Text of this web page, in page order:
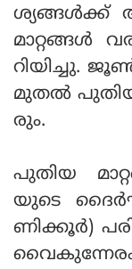
ശ്യങ്ങള്‍ക്ക്
മാറ്റങ്ങള്‍
റിയിച്ചു.
മുതല്‍ പുതിയ
രും.
പുതിയ
യുടെ
ണിക്കൂര്‍)